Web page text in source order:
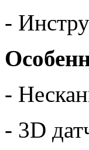
-
-
- 3D